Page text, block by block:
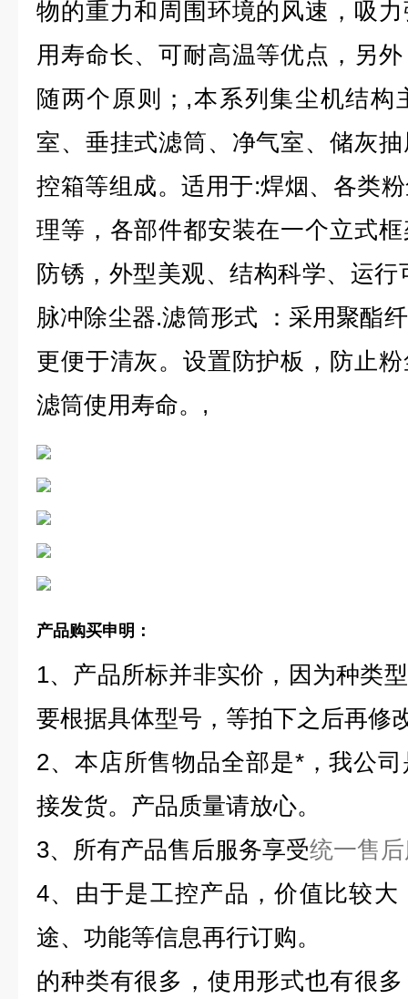
物的重力和周围环境的风速，吸
用寿命长、可耐高温等优点，另
随两个原则；,本系列集尘机结构
室、垂挂式滤筒、净气室、储灰
控箱等组成。适用于:焊烟、各类
理等，各部件都安装在一个立式
防锈，外型美观、结构科学、运
脉冲除尘器.滤筒形式 ：采用聚酯
更便于清灰。设置防护板，防止
滤筒使用寿命。,
产品购买申明：
1、产品所标并非实价，因为种类
要根据具体型号，等拍下之后再修
2、本店所售物品全部是*，我公
接发货。产品质量请放心。
3、所有产品售后服务享受统一售
4、由于是工控产品，价值比较
途、功能等信息再行订购。
的种类有很多，使用形式也有很